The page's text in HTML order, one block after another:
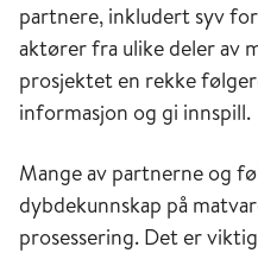
partnere, inkludert syv
aktører fra ulike deler av
prosjektet en rekke
informasjon og gi innspill.
Mange av partnerne og
dybdekunnskap på
prosessering. Det er